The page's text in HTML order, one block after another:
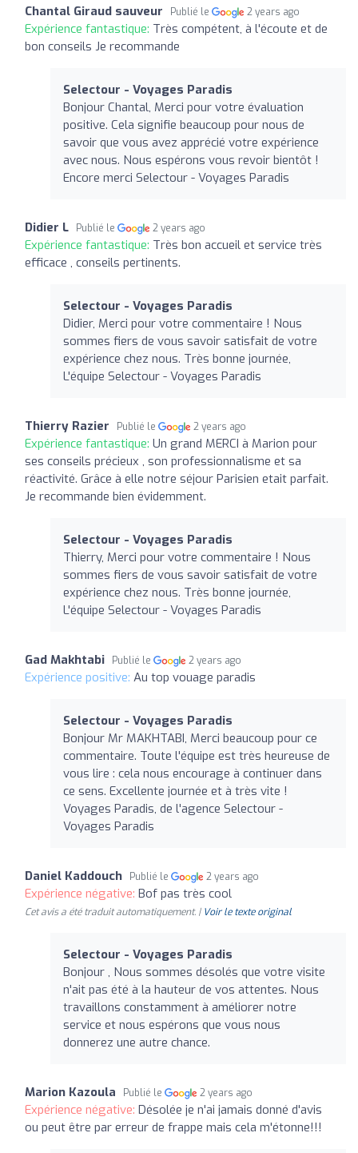
Chantal Giraud sauveur Publié le 2 years ago
Expérience fantastique: Très compétent, à l'écoute et de
bon conseils Je recommande
Selectour - Voyages Paradis
Bonjour Chantal, Merci pour votre évaluation
positive. Cela signifie beaucoup pour nous de
savoir que vous avez apprécié votre expérience
avec nous. Nous espérons vous revoir bientôt !
Encore merci Selectour - Voyages Paradis
Didier L Publié le 2 years ago
Expérience fantastique: Très bon accueil et service très
efficace , conseils pertinents.
Selectour - Voyages Paradis
Didier, Merci pour votre commentaire ! Nous
sommes fiers de vous savoir satisfait de votre
expérience chez nous. Très bonne journée,
L'équipe Selectour - Voyages Paradis
Thierry Razier Publié le 2 years ago
Expérience fantastique: Un grand MERCI à Marion pour
ses conseils précieux , son professionnalisme et sa
réactivité. Grâce à elle notre séjour Parisien etait parfait.
Je recommande bien évidemment.
Selectour - Voyages Paradis
Thierry, Merci pour votre commentaire ! Nous
sommes fiers de vous savoir satisfait de votre
expérience chez nous. Très bonne journée,
L'équipe Selectour - Voyages Paradis
Gad Makhtabi Publié le 2 years ago
Expérience positive: Au top vouage paradis
Selectour - Voyages Paradis
Bonjour Mr MAKHTABI, Merci beaucoup pour ce
commentaire. Toute l'équipe est très heureuse de
vous lire : cela nous encourage à continuer dans
ce sens. Excellente journée et à très vite !
Voyages Paradis, de l'agence Selectour -
Voyages Paradis
Daniel Kaddouch Publié le 2 years ago
Expérience négative: Bof pas très cool
Cet avis a été traduit automatiquement. | Voir le texte original
Selectour - Voyages Paradis
Bonjour , Nous sommes désolés que votre visite
n'ait pas été à la hauteur de vos attentes. Nous
travaillons constamment à améliorer notre
service et nous espérons que vous nous
donnerez une autre chance.
Marion Kazoula Publié le 2 years ago
Expérience négative: Désolée je n'ai jamais donné d'avis
ou peut être par erreur de frappe mais cela m'étonne!!!